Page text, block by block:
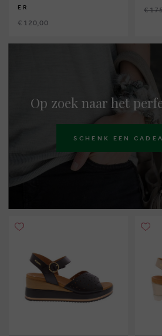
ER
€ 120,00
€
Op zoek naar het
SCHENK EEN